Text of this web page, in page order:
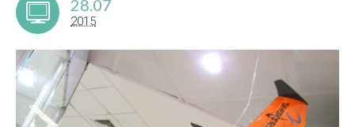
28.07
2015